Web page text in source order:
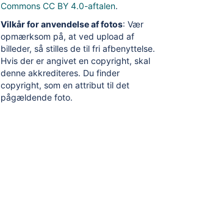
Commons CC BY 4.0-aftalen.
Vilkår for anvendelse af fotos: Vær
opmærksom på, at ved upload af
billeder, så stilles de til fri afbenyttelse.
Hvis der er angivet en copyright, skal
denne akkrediteres. Du finder
copyright, som en attribut til det
pågældende foto.